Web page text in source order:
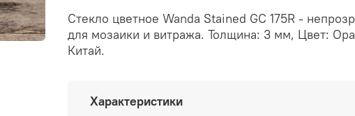
Стекло цветное Wanda Stained GC 175R -
для мозаики и витража. Толщина: 3 мм, Цвет:
Китай.
Характеристики